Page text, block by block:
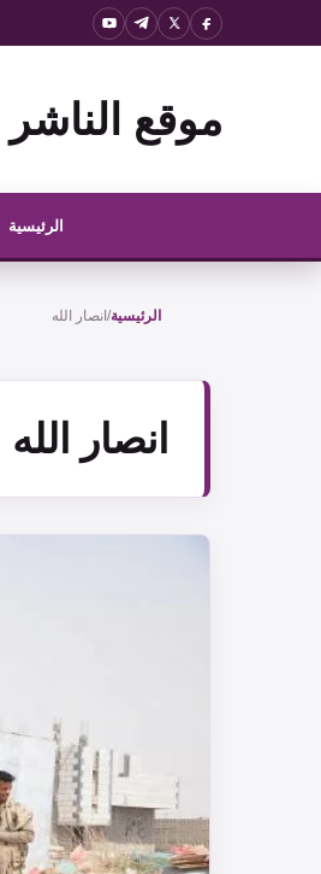
موقع الناشر
الرئيسية
الرئيسية/ انصار الله
انصار الله